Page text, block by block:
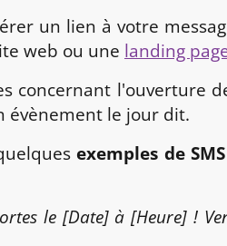
un lien à votre
web ou une landing
concernant l'ouverture
évènement le jour dit.
exemples de SMS
le [Date] à [Heure] !